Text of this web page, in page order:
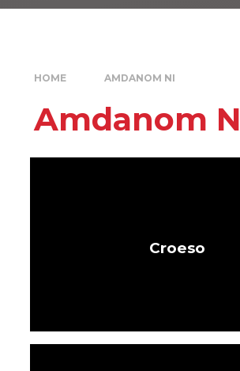
HOME AMDANOM NI
Amdanom
Croeso